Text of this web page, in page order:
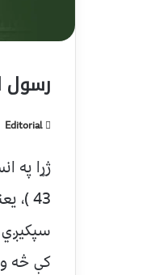
رسول
Editorial
ژړا په
43
سپکیږي
کې څه